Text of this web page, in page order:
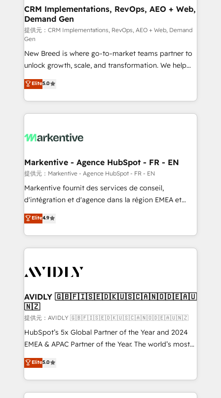
の統合・浸透・変革管理を実行します。 ▸ CMS戦略設
計・構築：リード獲得・CVR・SEOを前提にした情報設
計・導線設計・テンプレート設計をContent Hubで一体
提供。 ▸ 既存CRM・MAからの移行支援：Salesforce・
Marketo・Pardot等からの移行、カスタム設計、履歴
データ移行と活用設計まで。 ▸ AEO対応：ChatGPT・
ンツとサイト構造を最適化。 🏆 なぜ100incを選ぶの
か？ ✓ HubSpot Eliteパートナー認定 ✓ HubSpotアワ
ード受賞・HUGリーダー ✓ ISO27001:2022 /
HubSpot大百科 出版 CRM・AI活用に関するご相談、現
せください。
trainers to drive platform adoption. 📈 Revenue
Generation - Full-funnel marketing and high-
performance advertising via Point Success Media. -
Expert deployment of Breeze AI and custom agents
to automate growth. 🏆 Elite Excellence - 8 platform
accreditations and deep HIPAA-compliance
expertise. - A team of 250+ experts dedicated to
your resilient growth.
CRM Implementations, RevOps, AEO + Web,
Demand Gen
提供元：CRM Implementations, RevOps, AEO + Web, Demand
Gen
New Breed is where go-to-market teams partner to
unlock growth, scale, and transformation. We help
companies activate HubSpot’s AI-powered
customer platform and operationalize HubSpot’s
Loop Marketing framework through expert-led
services, smart agents, and purpose-built apps,
results, fast. ⚙️CRM & RevOps: Align all Hubs to your
🎯Demand Gen & ABM: Drive pipeline with inbound,
ABM, AEO, SEO, & paid media. 👩‍💻Web Design:
Build high-performing websites with UX, messaging,
& conversion strategy that drive results. 🤖AI
AI, & maximize AEO with tailored AI services. 🧩
Integrations: Extend HubSpot with custom
Elite5.0
Markentive - Agence HubSpot - FR - EN
提供元：Markentive - Agence HubSpot - FR - EN
Markentive fournit des services de conseil,
d'intégration et d'agence dans la région EMEA et
North America. Avec plus de 115 experts en
marketing automation, Growth, Revops, CRM et
webdesign. Markentive is both a consulting firm, a
digital agency and an integrator. With over 115
CRM and webdesign (We focus on EMEA - USA
Elite4.9
AVIDLY 🇬🇧🇫🇮🇸🇪🇩🇰🇺🇸🇨🇦🇳🇴🇩🇪🇦🇺
🇳🇿
提供元：AVIDLY 🇬🇧🇫🇮🇸🇪🇩🇰🇺🇸🇨🇦🇳🇴🇩🇪🇦🇺🇳🇿
HubSpot’s 5x Global Partner of the Year and 2024
EMEA & APAC Partner of the Year. The world’s most
experienced and fully accredited HubSpot Solutions
Partner. 🚀 With 2,750+ HubSpot projects delivered
and 370+ specialists across EMEA, APAC and NAM,
we de-risk complex CRM programmes and
Elite5.0